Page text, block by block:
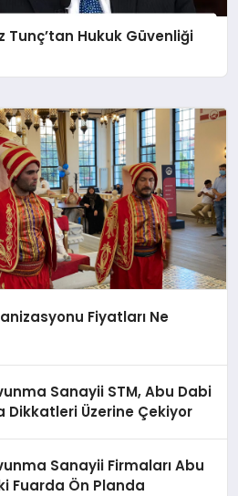
Tunç’tan Hukuk Güvenliği
Fiyatları Ne
Sanayii STM, Abu Dabi
Dikkatleri Üzerine Çekiyor
Sanayii Firmaları Abu
Fuarda Ön Planda